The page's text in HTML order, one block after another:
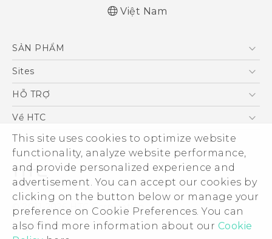
This site uses cookies to optimize website
functionality, analyze website performance,
and provide personalized experience and
advertisement. You can accept our cookies by
clicking on the button below or manage your
preference on Cookie Preferences. You can
also find more information about our Cookie
Việt Nam
SẢN PHẨM
5G
Điện Thoại Thông Minh
VIVE
Sites
HTC Dev
HỖ TRỢ
Trung tâm hỗ trợ
Hỗ trợ bảo hành HTC
Về HTC
ESG
Nhà đầu tư
Làm việc tại HTC
Chính sách bảo mật
Bảo mật sản phẩm
Thông Tin Đấu Thầu
© 2011-2026 HTC Corporation
Legal Terms